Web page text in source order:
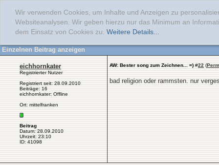
Wir verwenden Cookies, um Inhalte und Anzeigen zu
Websiteanalysen. Wir geben hierzu nur das Minimum an
dem Einsatz von Cookies zu. Weitere Details...
Einzelnen Beitrag anzeigen
eichhornkater
Registrierter Nutzer
Registriert seit: 28.09.2010
Beiträge: 16
eichhornkater: Offline
Ort: mittelfranken
Beitrag
Datum: 28.09.2010
Uhrzeit: 23:10
ID: 41098
AW: Bester song zum Zeichnen... =) #22 (
bad religion oder rammsten. nur